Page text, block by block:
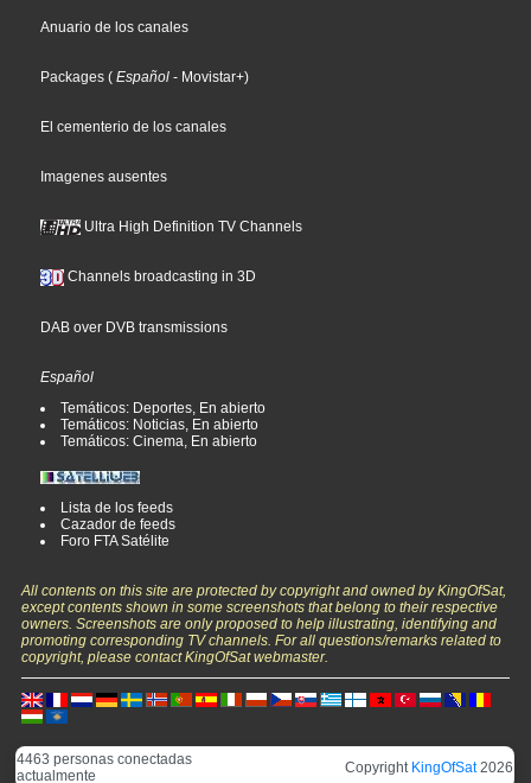
Anuario de los canales
Packages ( Español - Movistar+)
El cementerio de los canales
Imagenes ausentes
Ultra High Definition TV Channels
Channels broadcasting in 3D
DAB over DVB transmissions
Español
Temáticos: Deportes, En abierto
Temáticos: Noticias, En abierto
Temáticos: Cinema, En abierto
Lista de los feeds
Cazador de feeds
Foro FTA Satélite
All contents on this site are protected by copyright and owned by KingOfSat,
except contents shown in some screenshots that belong to their respective
owners. Screenshots are only proposed to help illustrating, identifying and
promoting corresponding TV channels. For all questions/remarks related to
copyright, please contact KingOfSat webmaster.
4463 personas conectadas
actualmente
Copyright KingOfSat2026